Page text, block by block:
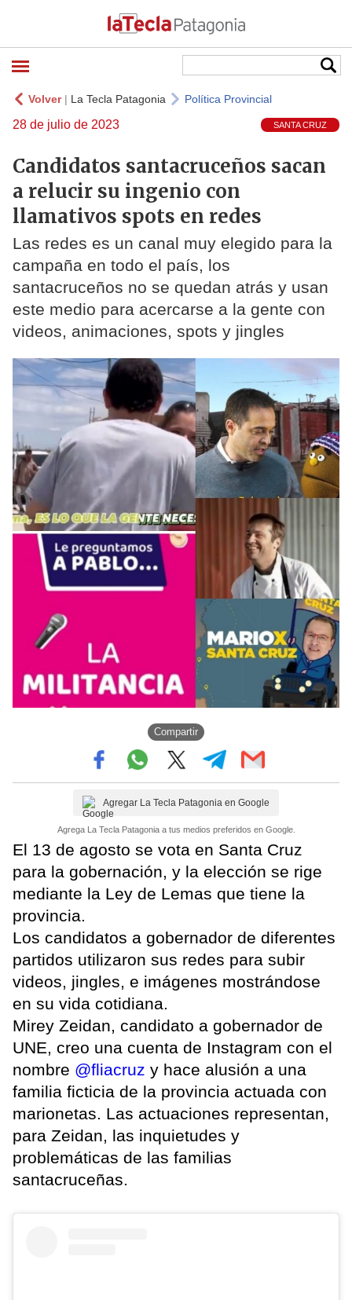
Volver| La Tecla Patagonia Política Provincial
28 de julio de 2023 SANTA CRUZ
Candidatos santacruceños sacan
a relucir su ingenio con
llamativos spots en redes
Las redes es un canal muy elegido para la
campaña en todo el país, los
santacruceños no se quedan atrás y usan
este medio para acercarse a la gente con
videos, animaciones, spots y jingles
Compartir
Agregar La Tecla Patagonia en Google
Agrega La Tecla Patagonia a tus medios preferidos en Google.
El 13 de agosto se vota en Santa Cruz
para la gobernación, y la elección se rige
mediante la Ley de Lemas que tiene la
provincia.
Los candidatos a gobernador de diferentes
partidos utilizaron sus redes para subir
videos, jingles, e imágenes mostrándose
en su vida cotidiana.
Mirey Zeidan, candidato a gobernador de
UNE, creo una cuenta de Instagram con el
nombre @fliacruz y hace alusión a una
familia ficticia de la provincia actuada con
marionetas. Las actuaciones representan,
para Zeidan, las inquietudes y
problemáticas de las familias
santacruceñas.